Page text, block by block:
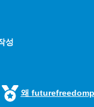
성
왜